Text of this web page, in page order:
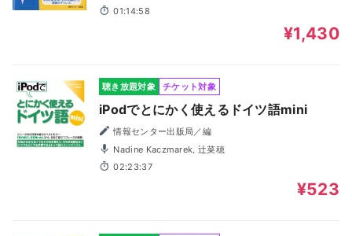
01:14:58
¥1,430
聴き放題対象 チケット対象
iPodでとにかく使えるドイツ語mini
情報センター出版局／編
Nadine Kaczmarek, 辻菜穂
02:23:37
¥523